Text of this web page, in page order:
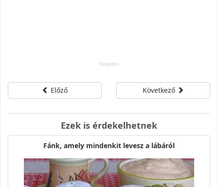
Előző Következő
Ezek is érdekelhetnek
Fánk, amely mindenkit levesz a lábáról